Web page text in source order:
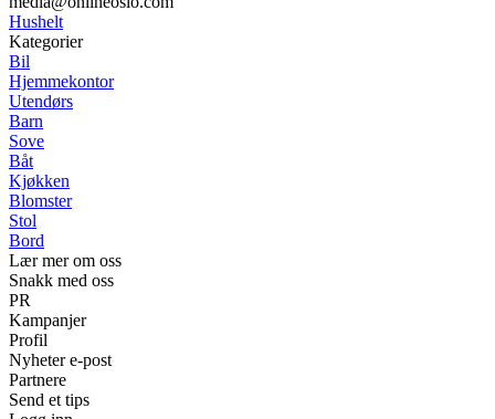
Hushelt
Kategorier
Bil
Hjemmekontor
Utendørs
Barn
Sove
Båt
Kjøkken
Blomster
Stol
Bord
Lær mer om oss
Snakk med oss
PR
Kampanjer
Profil
Nyheter e-post
Partnere
Send et tips